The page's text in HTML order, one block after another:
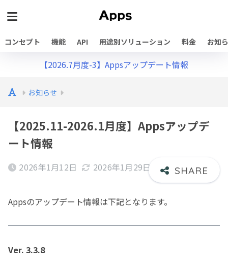
コンセプト 機能 API 用途別ソリューション 料金 お知
【2026.7月度-3】Appsアップデート情報
お知らせ
【2025.11-2026.1月度】Appsアップデ
ート情報
2026年1月12日 2026年1月29日
Appsのアップデート情報は下記となります。
Ver. 3.3.8